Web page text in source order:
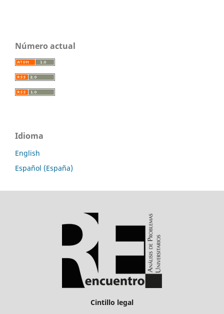
Número actual
Idioma
English
Español (España)
Cintillo legal